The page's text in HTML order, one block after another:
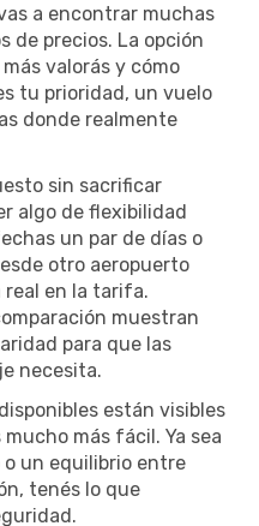
a encontrar muchas
de precios. La opción
valorás y cómo
tu prioridad, un vuelo
donde realmente
sin sacrificar
algo de flexibilidad
un par de días o
otro aeropuerto
en la tarifa.
muestran
para que las
necesita.
están visibles
más fácil. Ya sea
o un equilibrio entre
tenés lo que